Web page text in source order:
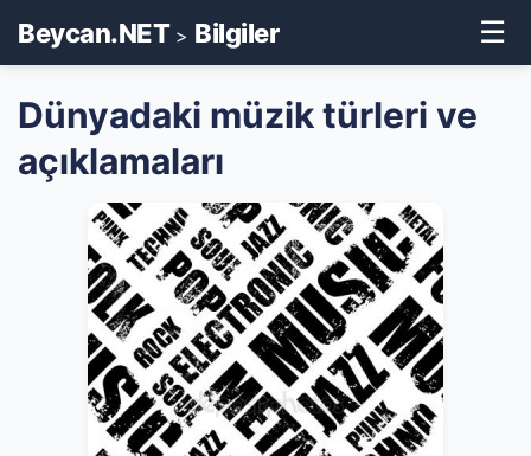
Beycan.NET> Bilgiler ☰
Dünyadaki müzik türleri ve
açıklamaları